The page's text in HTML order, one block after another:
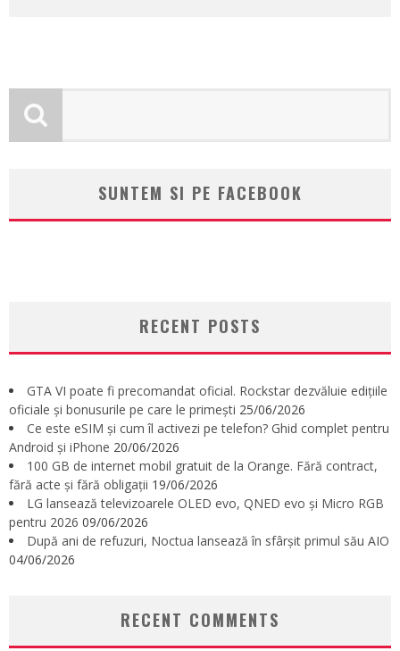
SUNTEM SI PE FACEBOOK
RECENT POSTS
GTA VI poate fi precomandat oficial. Rockstar dezvăluie edițiile
oficiale și bonusurile pe care le primești 25/06/2026
Ce este eSIM și cum îl activezi pe telefon? Ghid complet pentru
Android și iPhone 20/06/2026
100 GB de internet mobil gratuit de la Orange. Fără contract,
fără acte și fără obligații 19/06/2026
LG lansează televizoarele OLED evo, QNED evo și Micro RGB
pentru 2026 09/06/2026
După ani de refuzuri, Noctua lansează în sfârșit primul său AIO
04/06/2026
RECENT COMMENTS